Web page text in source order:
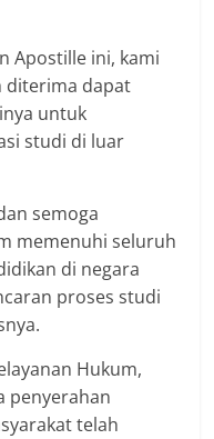
Apostille ini, kami
diterima dapat
untuk
studi di luar
semoga
memenuhi seluruh
di negara
proses studi
Hukum,
penyerahan
telah